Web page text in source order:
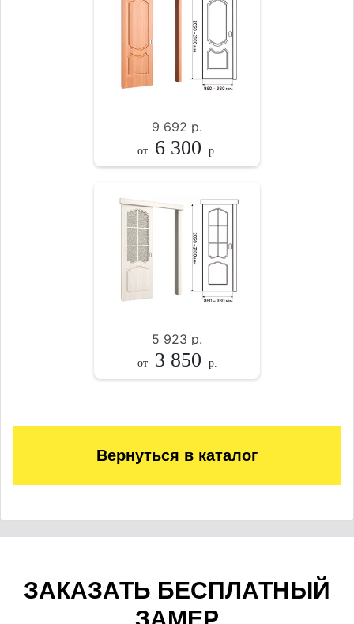
9 692 р.
от 6 300 р.
5 923 р.
от 3 850 р.
Вернуться в каталог
ЗАКАЗАТЬ БЕСПЛАТНЫЙ